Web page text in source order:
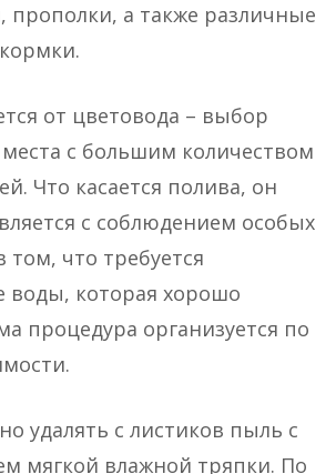
прополки, а также различные
от цветовода – выбор
с большим количеством
Что касается полива, он
с соблюдением особых
том, что требуется
воды, которая хорошо
процедура организуется по
удалять с листиков пыль с
мягкой влажной тряпки. По